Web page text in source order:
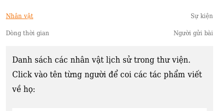
Nhân vật Sự kiện
Dòng thời gian Người gửi bài
Danh sách các nhân vật lịch sử trong thư viện.
Click vào tên từng người để coi các tác phẩm viết
về họ: